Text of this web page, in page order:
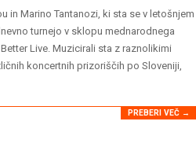
in Marino Tantanozi, ki sta se v letošnjem
turnejo v sklopu mednarodnega
Live. Muzicirali sta z raznolikimi
koncertnih prizoriščih po Sloveniji,
PREBERI VEČ →